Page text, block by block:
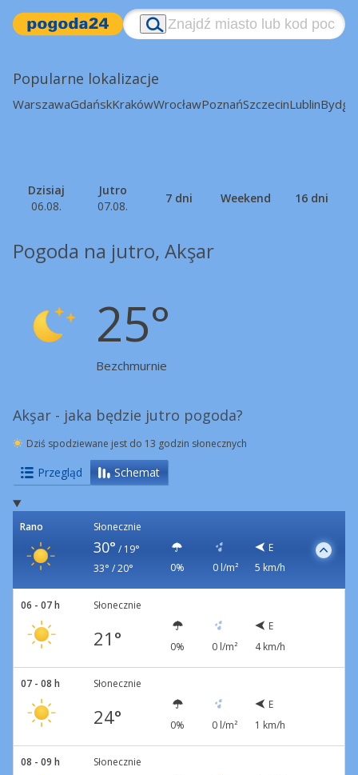
Popularne lokalizacje
WarszawaGdańskKrakówWrocławPoznańSzczecinLublin
Dzisiaj
06.08.
Jutro
07.08.
7 dni Weekend 16 dni
Pogoda na jutro, Akşar
25°
Bezchmurnie
Akşar - jaka będzie jutro pogoda?
Dziś spodziewane jest do 13 godzin słonecznych
Przegląd Schemat
Rano Słonecznie
30° / 19°
33° / 20°
0% 0 l/m²
E
5 km/h
06 - 07 h Słonecznie
21° 0% 0 l/m²
E
4 km/h
07 - 08 h Słonecznie
24° 0% 0 l/m²
E
1 km/h
08 - 09 h Słonecznie